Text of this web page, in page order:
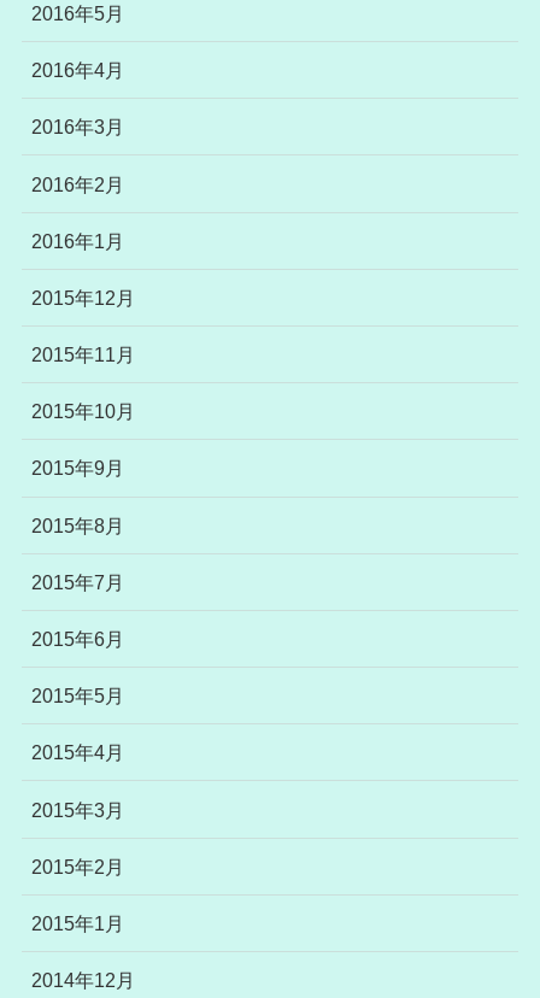
2016年5月
2016年4月
2016年3月
2016年2月
2016年1月
2015年12月
2015年11月
2015年10月
2015年9月
2015年8月
2015年7月
2015年6月
2015年5月
2015年4月
2015年3月
2015年2月
2015年1月
2014年12月